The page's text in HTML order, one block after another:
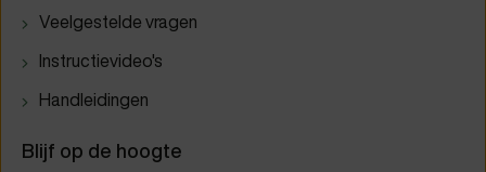
Veelgestelde vragen
Instructievideo's
Handleidingen
Blijf op de hoogte